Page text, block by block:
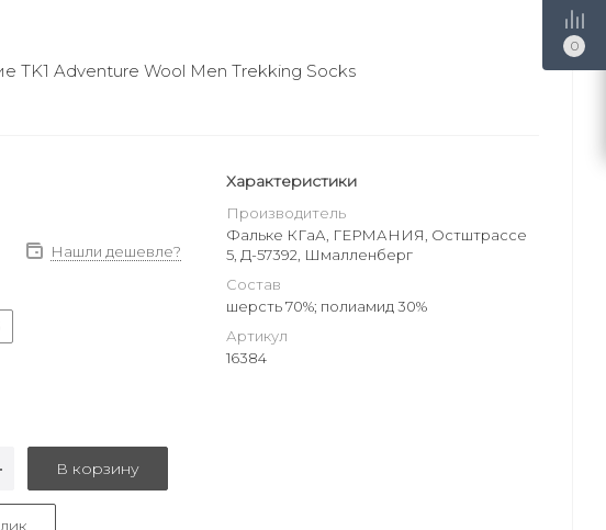
TK1 Adventure Wool Men Trekking Socks
Нашли дешевле?
В корзину
Характеристики
Производитель
Фальке КГаА, ГЕРМАНИЯ, Остштрассе
5, Д-57392, Шмалленберг
Состав
шерсть 70%; полиамид 30%
Артикул
16384
0